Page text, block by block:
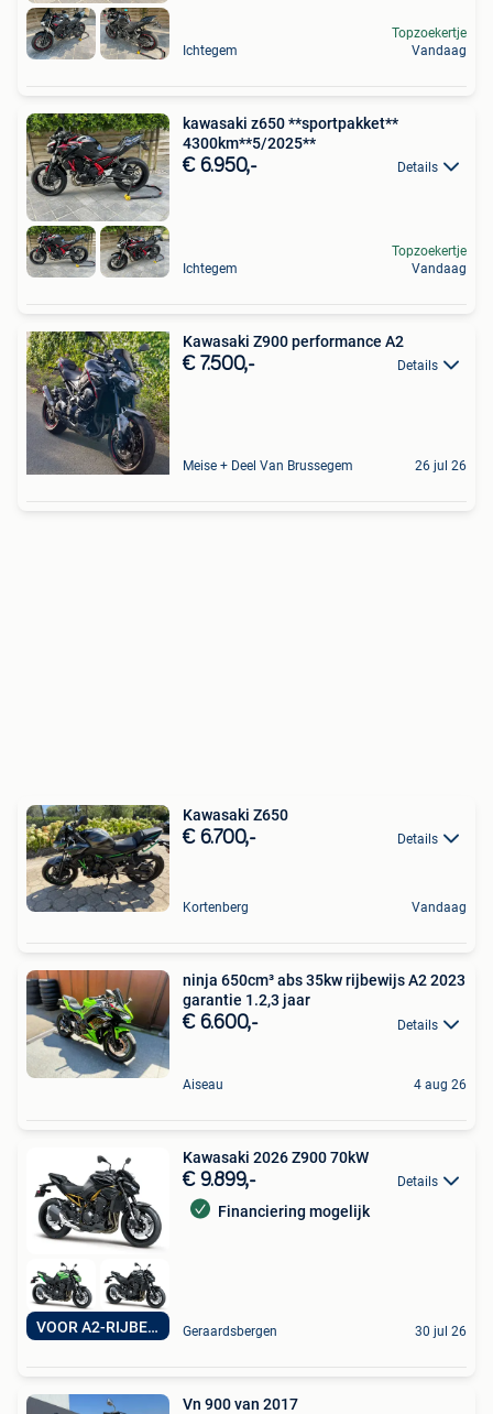
Ichtegem
Topzoekertje
Vandaag
kawasaki z650 **sportpakket**
4300km**5/2025**
€ 6.950,- Details
Ichtegem
Topzoekertje
Vandaag
Kawasaki Z900 performance A2
€ 7.500,- Details
Meise + Deel Van Brussegem 26 jul 26
Kawasaki Z650
€ 6.700,- Details
Kortenberg Vandaag
ninja 650cm³ abs 35kw rijbewijs A2 2023
garantie 1.2,3 jaar
€ 6.600,- Details
Aiseau 4 aug 26
VOOR A2-RIJBEWIJS
Kawasaki 2026 Z900 70kW
€ 9.899,- Details
Financiering mogelijk
Geraardsbergen 30 jul 26
Vn 900 van 2017